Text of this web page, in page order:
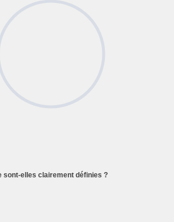
sont-elles clairement définies ?